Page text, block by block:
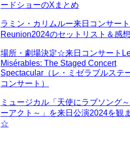
ードショーのXまとめ
ラミン・カリムルー来日コンサー
Reunion2024のセットリスト＆感想
場所・劇場決定☆来日コンサート
Misérables: The Staged Concert
Spectacular（レ・ミゼラブルステ
コンサート）
ミュージカル「天使にラブソング
ーアクト～」を来日公演2024を観
☆